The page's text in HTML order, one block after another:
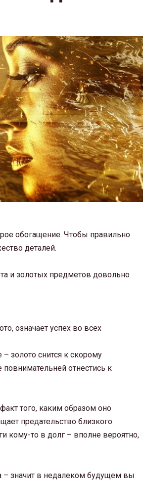
обогащение. Чтобы правильно
деталей.
и золотых предметов довольно
означает успех во всех
золото снится к скорому
отнестись к
того, каким образом оно
предательство близкого
кому-то в долг – вполне вероятно,
– значит в недалеком будущем вы